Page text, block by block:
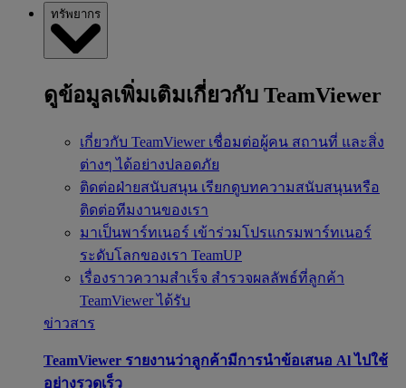
ทรัพยากร
ดูข้อมูลเพิ่มเติมเกี่ยวกับ TeamViewer
เกี่ยวกับ TeamViewer เชื่อมต่อผู้คน สถานที่ และสิ่ง
ต่างๆ ได้อย่างปลอดภัย
ติดต่อฝ่ายสนับสนุน เรียกดูบทความสนับสนุนหรือ
ติดต่อทีมงานของเรา
มาเป็นพาร์ทเนอร์ เข้าร่วมโปรแกรมพาร์ทเนอร์
ระดับโลกของเรา TeamUP
เรื่องราวความสำเร็จ สำรวจผลลัพธ์ที่ลูกค้า
TeamViewer ได้รับ
ข่าวสาร
TeamViewer รายงานว่าลูกค้ามีการนำข้อเสนอ Al ไปใช้
อย่างรวดเร็ว